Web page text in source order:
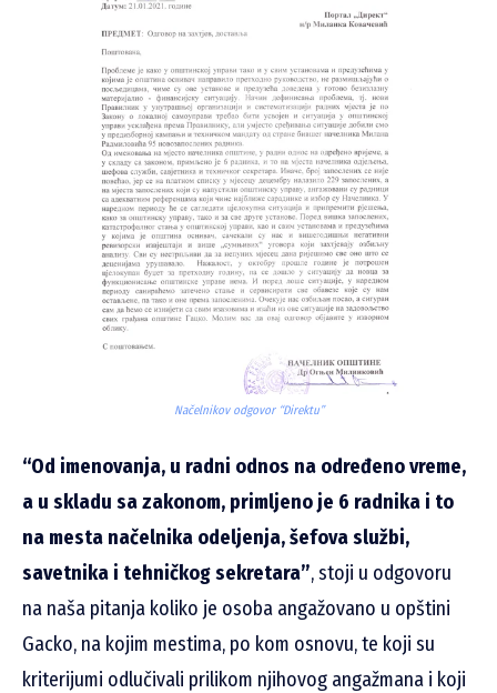
Načelnikov odgovor “Direktu”
“Od imenovanja, u radni odnos na određeno vreme,
a u skladu sa zakonom, primljeno je 6 radnika i to
na mesta načelnika odeljenja, šefova službi,
savetnika i tehničkog sekretara”, stoji u odgovoru
na naša pitanja koliko je osoba angažovano u opštini
Gacko, na kojim mestima, po kom osnovu, te koji su
kriterijumi odlučivali prilikom njihovog angažmana i koji